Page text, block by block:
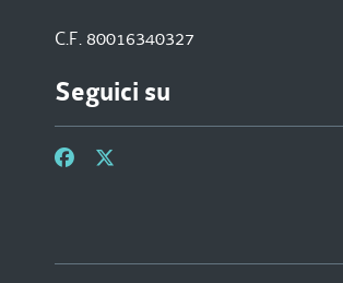
C.F. 80016340327
Seguici su